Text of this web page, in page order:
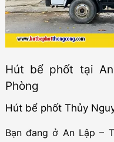
–
Thủy
Nguyên,
Phòng
Hút bể phốt tại
Phòng
Hút bể phốt Thủy
Bạn đang ở An Lập –